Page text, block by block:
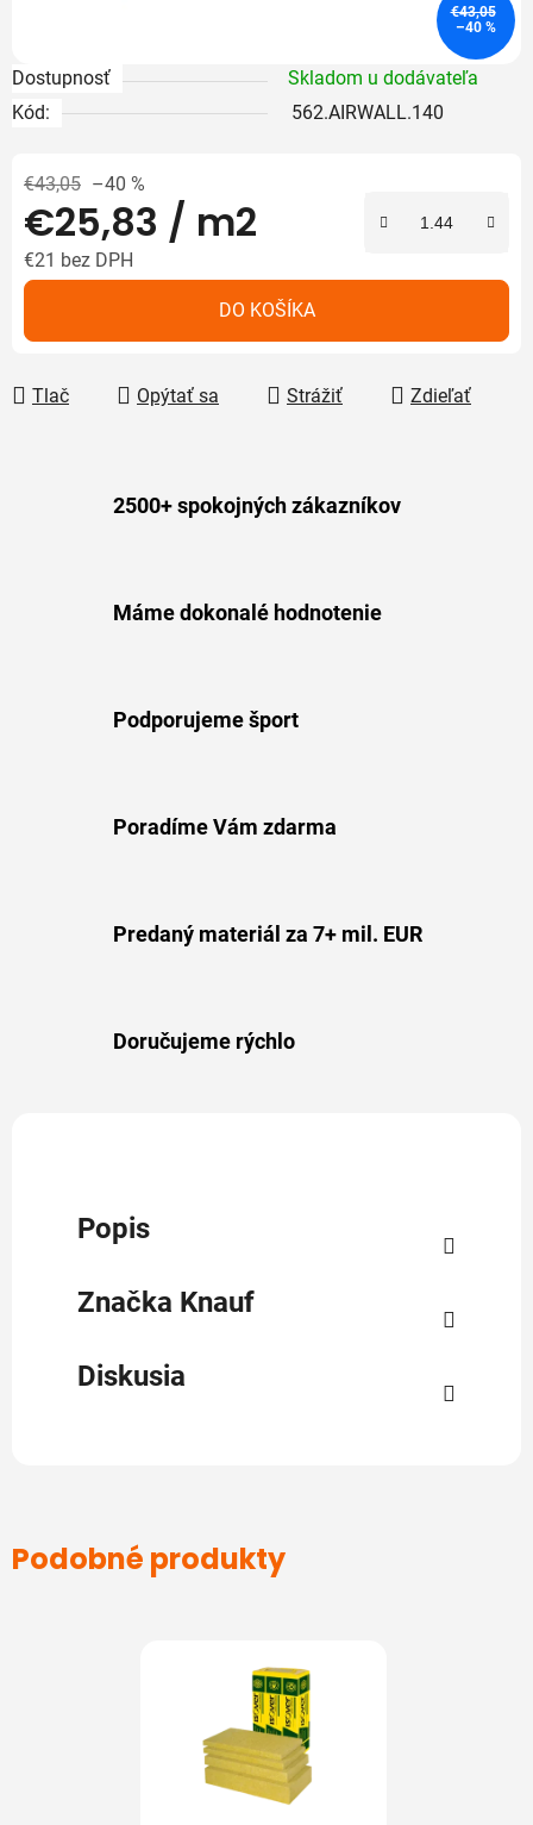
Dostupnosť
Skladom u dodávateľa
Kód:
562.AIRWALL.140
€43,05 –40 %
€25,83 / m2
€21 bez DPH
DO KOŠÍKA
Tlač Opýtať sa Strážiť Zdieľať
€43,05
–40 %
2500+ spokojných zákazníkov
Máme dokonalé hodnotenie
Podporujeme šport
Poradíme Vám zdarma
Predaný materiál za 7+ mil. EUR
Doručujeme rýchlo
Popis
Značka Knauf
Diskusia
Podobné produkty